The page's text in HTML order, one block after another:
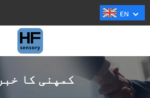
EN
کمپنی کا خبر